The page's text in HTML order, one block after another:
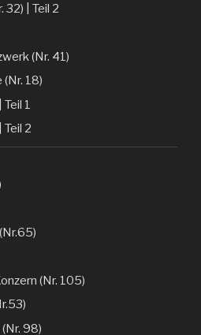
32) | Teil 2
(Nr. 41)
(Nr. 18)
1
2
(Nr. 105)
98)